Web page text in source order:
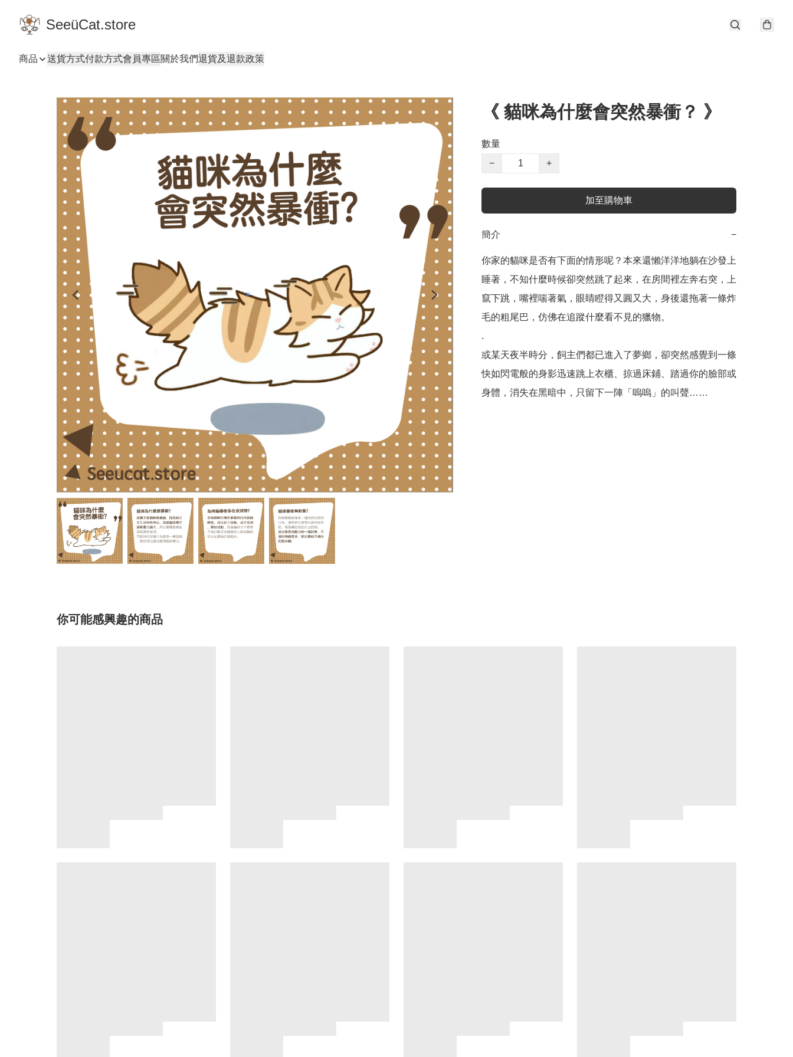
SeeüCat.store
商品 送貨方式付款方式會員專區關於我們退貨及退款政策
《 貓咪為什麼會突然暴衝？ 》
數量
−
+
加至購物車
簡介 −
你家的貓咪是否有下面的情形呢？本來還懶洋洋地躺在沙發上
睡著，不知什麼時候卻突然跳了起來，在房間裡左奔右突，上
竄下跳，嘴裡喘著氣，眼睛瞪得又圓又大，身後還拖著一條炸
毛的粗尾巴，仿佛在追蹤什麼看不見的獵物。
.
或某天夜半時分，飼主們都已進入了夢鄉，卻突然感覺到一條
快如閃電般的身影迅速跳上衣櫃、掠過床鋪、踏過你的臉部或
身體，消失在黑暗中，只留下一陣「嗚嗚」的叫聲……
你可能感興趣的商品